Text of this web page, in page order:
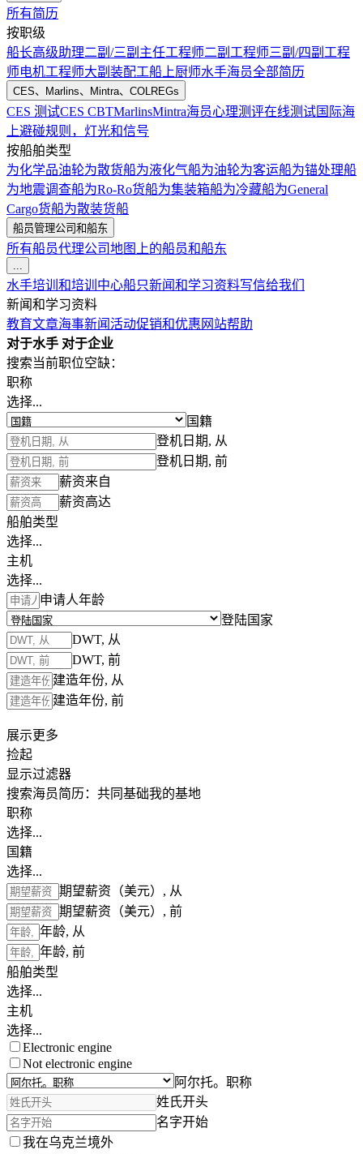
所有简历
按职级
船长高级助理二副/三副 主任工程师二副工程师三副/四副工程
师电机工程师大副 装配工船上厨师水手海员全部简历
CES、Marlins、Mintra、COLREGs
CES 测试CES CBTMarlinsMintra海员心理测评在线测试国际海
上避碰规则，灯光和信号
按船舶类型
为化学品油轮为散货船为液化气船为油轮为客运船为锚处理船
为地震调查船为Ro-Ro货船为集装箱船为冷藏船为General
Cargo货船为散装货船
船员管理公司和船东
所有船员代理公司地图上的船员和船东
...
水手培训和培训中心船只新闻和学习资料写信给我们
新闻和学习资料
教育文章海事新闻活动促销和优惠 网站帮助
对于水手 对于企业
搜索当前职位空缺：
职称
选择...
国籍
登机日期, 从
登机日期, 前
薪资来自
薪资高达
船舶类型
选择...
主机
选择...
申请人年龄
登陆国家
DWT, 从
DWT, 前
建造年份, 从
建造年份, 前
展示更多
捡起
显示过滤器
搜索海员简历： 共同基础我的基地
职称
选择...
国籍
选择...
期望薪资（美元）, 从
期望薪资（美元）, 前
年龄, 从
年龄, 前
船舶类型
选择...
主机
选择...
Electronic engine
Not electronic engine
阿尔托。职称
姓氏开头
名字开始
我在乌克兰境外